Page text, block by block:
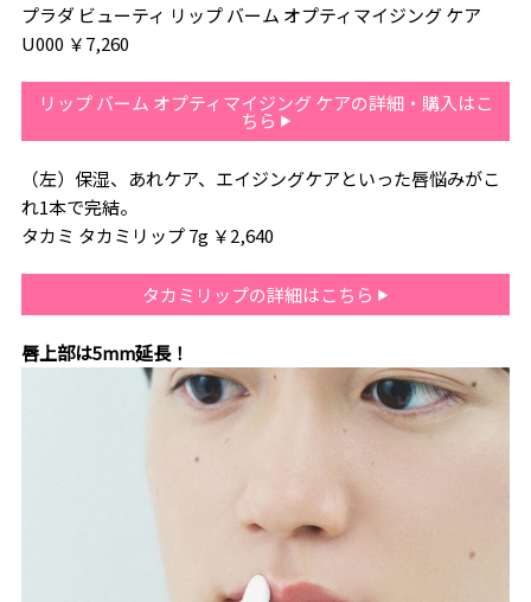
プラダ ビューティ リップ バーム オプティマイジング ケア
U000 ￥7,260
リップ バーム オプティマイジング ケアの詳細・購入はこ
ちら
（左）保湿、あれケア、エイジングケアといった唇悩みがこ
れ1本で完結。
タカミ タカミリップ 7g ￥2,640
タカミリップの詳細はこちら
唇上部は5mm延長！